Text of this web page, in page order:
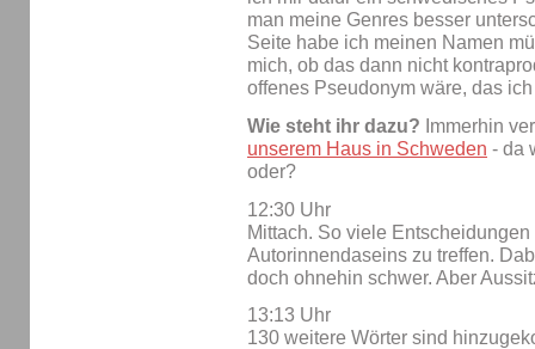
man meine Genres besser
Seite habe ich meinen Namen
mich, ob das dann nicht
offenes Pseudonym wäre, das
Wie steht ihr dazu? Immerhin
unserem Haus in Schweden - da
oder?
12:30 Uhr
Mittach. So viele
Autorinnendaseins zu treffen.
doch ohnehin schwer. Aber
13:13 Uhr
130 weitere Wörter sind